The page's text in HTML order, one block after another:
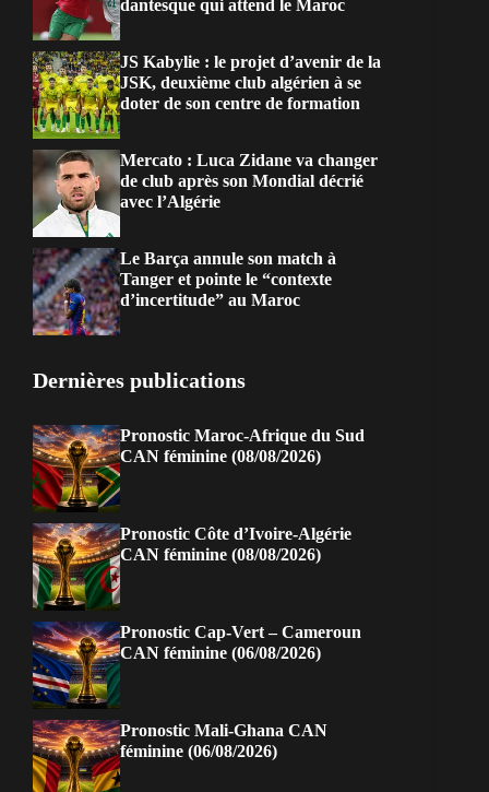
dantesque qui attend le Maroc
JS Kabylie : le projet d’avenir de la
JSK, deuxième club algérien à se
doter de son centre de formation
Mercato : Luca Zidane va changer
de club après son Mondial décrié
avec l’Algérie
Le Barça annule son match à
Tanger et pointe le “contexte
d’incertitude” au Maroc
Dernières publications
Pronostic Maroc-Afrique du Sud
CAN féminine (08/08/2026)
Pronostic Côte d’Ivoire-Algérie
CAN féminine (08/08/2026)
Pronostic Cap-Vert – Cameroun
CAN féminine (06/08/2026)
Pronostic Mali-Ghana CAN
féminine (06/08/2026)